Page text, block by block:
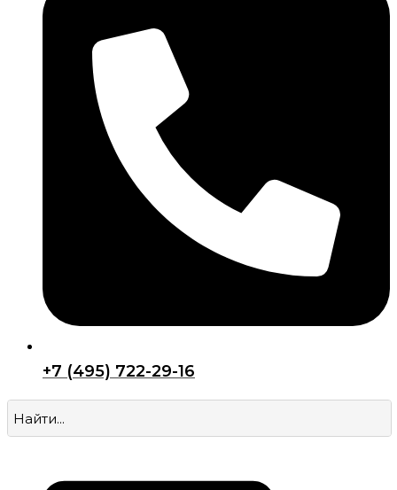
+7 (495) 722-29-16